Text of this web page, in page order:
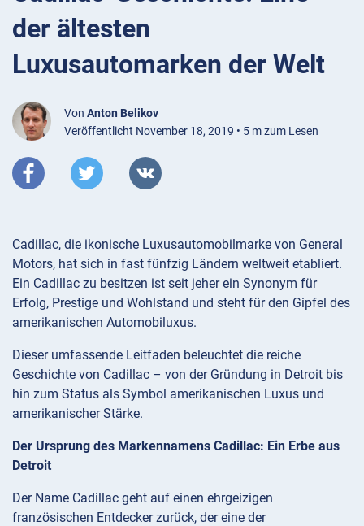
der ältesten
Luxusautomarken der Welt
Von Anton Belikov
Veröffentlicht November 18, 2019 • 5 m zum Lesen
Cadillac, die ikonische Luxusautomobilmarke von General
Motors, hat sich in fast fünfzig Ländern weltweit etabliert.
Ein Cadillac zu besitzen ist seit jeher ein Synonym für
Erfolg, Prestige und Wohlstand und steht für den Gipfel des
amerikanischen Automobiluxus.
Dieser umfassende Leitfaden beleuchtet die reiche
Geschichte von Cadillac – von der Gründung in Detroit bis
hin zum Status als Symbol amerikanischen Luxus und
amerikanischer Stärke.
Der Ursprung des Markennamens Cadillac: Ein Erbe aus
Detroit
Der Name Cadillac geht auf einen ehrgeizigen
französischen Entdecker zurück, der eine der